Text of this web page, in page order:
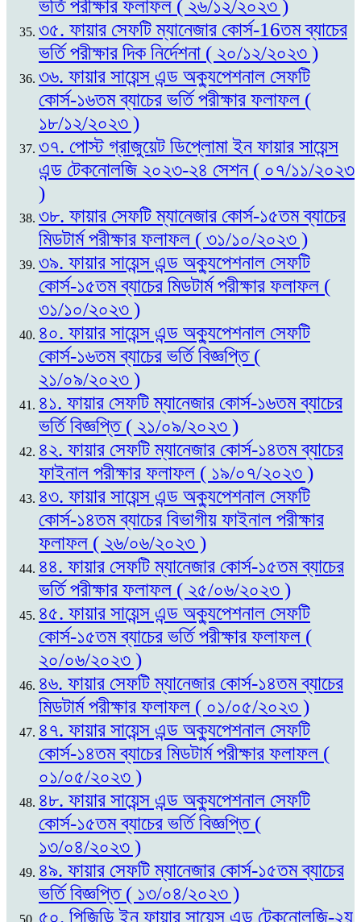
ভর্তি পরীক্ষার ফলাফল ( ২৬/১২/২০২৩ )
৩৫. ফায়ার সেফটি ম্যানেজার কোর্স-16তম ব্যাচের
ভর্তি পরীক্ষার দিক নির্দেশনা ( ২০/১২/২০২৩ )
৩৬. ফায়ার সায়েন্স এন্ড অক্যুপেশনাল সেফটি
কোর্স-১৬তম ব্যাচের ভর্তি পরীক্ষার ফলাফল (
১৮/১২/২০২৩ )
৩৭. পোস্ট গ্রাজুয়েট ডিপ্লোমা ইন ফায়ার সায়েন্স
এন্ড টেকনোলজি ২০২৩-২৪ সেশন ( ০৭/১১/২০২৩
)
৩৮. ফায়ার সেফটি ম্যানেজার কোর্স-১৫তম ব্যাচের
মিডটার্ম পরীক্ষার ফলাফল ( ৩১/১০/২০২৩ )
৩৯. ফায়ার সায়েন্স এন্ড অক্যুপেশনাল সেফটি
কোর্স-১৫তম ব্যাচের মিডটার্ম পরীক্ষার ফলাফল (
৩১/১০/২০২৩ )
৪০. ফায়ার সায়েন্স এন্ড অক্যুপেশনাল সেফটি
কোর্স-১৬তম ব্যাচের ভর্তি বিজ্ঞপ্তি (
২১/০৯/২০২৩ )
৪১. ফায়ার সেফটি ম্যানেজার কোর্স-১৬তম ব্যাচের
ভর্তি বিজ্ঞপ্তি ( ২১/০৯/২০২৩ )
৪২. ফায়ার সেফটি ম্যানেজার কোর্স-১৪তম ব্যাচের
ফাইনাল পরীক্ষার ফলাফল ( ১৯/০৭/২০২৩ )
৪৩. ফায়ার সায়েন্স এন্ড অক্যুপেশনাল সেফটি
কোর্স-১৪তম ব্যাচের বিভাগীয় ফাইনাল পরীক্ষার
ফলাফল ( ২৬/০৬/২০২৩ )
৪৪. ফায়ার সেফটি ম্যানেজার কোর্স-১৫তম ব্যাচের
ভর্তি পরীক্ষার ফলাফল ( ২৫/০৬/২০২৩ )
৪৫. ফায়ার সায়েন্স এন্ড অক্যুপেশনাল সেফটি
কোর্স-১৫তম ব্যাচের ভর্তি পরীক্ষার ফলাফল (
২০/০৬/২০২৩ )
৪৬. ফায়ার সেফটি ম্যানেজার কোর্স-১৪তম ব্যাচের
মিডটার্ম পরীক্ষার ফলাফল ( ০১/০৫/২০২৩ )
৪৭. ফায়ার সায়েন্স এন্ড অক্যুপেশনাল সেফটি
কোর্স-১৪তম ব্যাচের মিডটার্ম পরীক্ষার ফলাফল (
০১/০৫/২০২৩ )
৪৮. ফায়ার সায়েন্স এন্ড অক্যুপেশনাল সেফটি
কোর্স-১৫তম ব্যাচের ভর্তি বিজ্ঞপ্তি (
১৩/০৪/২০২৩ )
৪৯. ফায়ার সেফটি ম্যানেজার কোর্স-১৫তম ব্যাচের
ভর্তি বিজ্ঞপ্তি ( ১৩/০৪/২০২৩ )
৫০. পিজিডি ইন ফায়ার সায়েন্স এন্ড টেকনোলজি-২য়